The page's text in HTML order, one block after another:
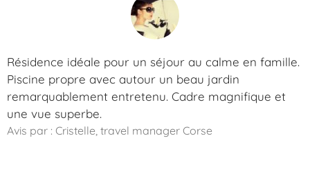
Résidence idéale pour un séjour au calme en famille.
Piscine propre avec autour un beau jardin
remarquablement entretenu. Cadre magnifique et
une vue superbe.
Avis par : Cristelle, travel manager Corse